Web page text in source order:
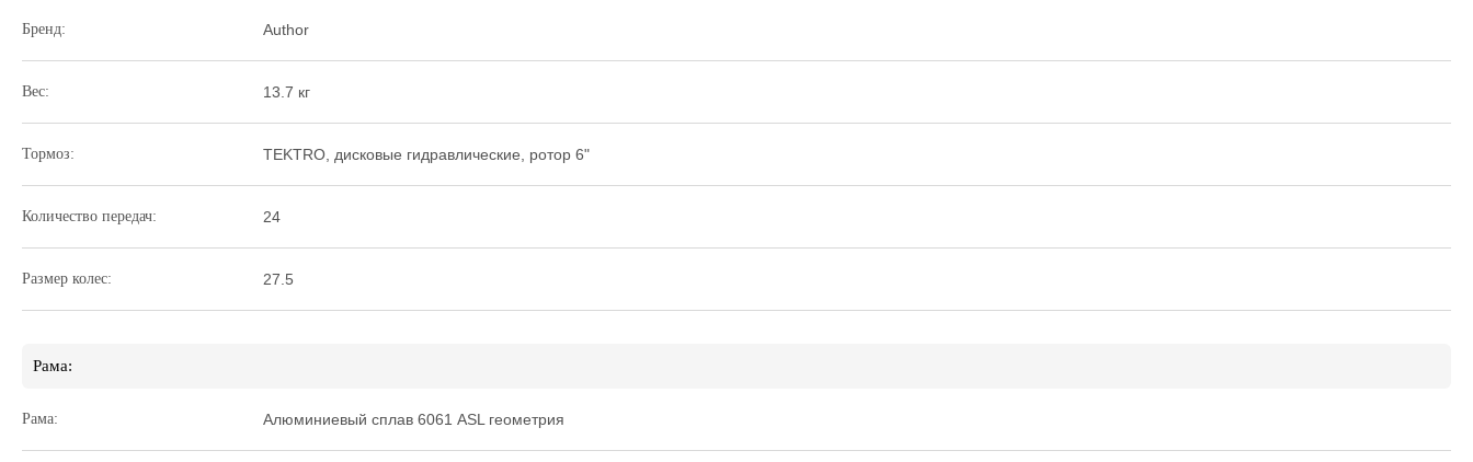
Бренд: Author
Вес: 13.7 кг
Тормоз: TEKTRO, дисковые гидравлические, ротор 6"
Количество передач: 24
Размер колес: 27.5
Рама:
Рама: Алюминиевый сплав 6061 ASL геометрия